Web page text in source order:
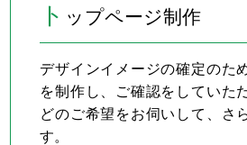
ト ップページ制作
デザインイメージの確定のた
を制作し、ご確認をしていた
どのご希望をお伺いして、さ
す。